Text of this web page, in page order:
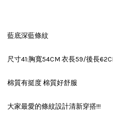
藍底深藍條紋
尺寸41:胸寬54CM 衣長59/後長
棉質有挺度 棉質好舒服
大家最愛的條紋設計清新穿搭!!!